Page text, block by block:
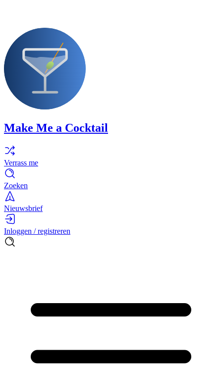
Make Me a Cocktail
Verrass me
Zoeken
Nieuwsbrief
Inloggen / registreren